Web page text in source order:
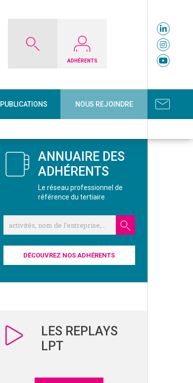
ADHÉRENTS
PUBLICATIONS NOUS REJOINDRE
ANNUAIRE DES
ADHÉRENTS
Le réseau professionnel de
référence du tertiaire
DÉCOUVREZ NOS ADHÉRENTS
LES REPLAYS
LPT